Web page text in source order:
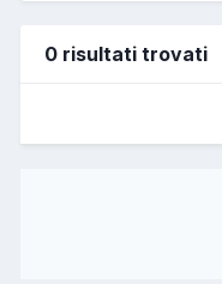
0 risultati trovati